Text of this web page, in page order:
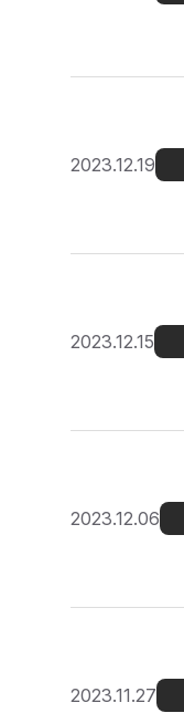
2023.12.19
2023.12.15
2023.12.06
2023.11.27